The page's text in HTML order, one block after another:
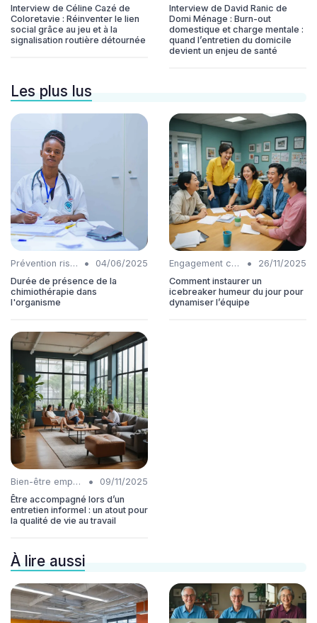
Interview de Céline Cazé de
Coloretavie : Réinventer le lien
social grâce au jeu et à la
signalisation routière détournée
Interview de David Ranic de
Domi Ménage : Burn-out
domestique et charge mentale :
quand l’entretien du domicile
devient un enjeu de santé
Les plus lus
Prévention risques •
04/06/2025
Durée de présence de la
chimiothérapie dans
l'organisme
Engagement collaborateurs •
26/11/2025
Comment instaurer un
icebreaker humeur du jour pour
dynamiser l’équipe
Bien-être employés •
09/11/2025
Être accompagné lors d’un
entretien informel : un atout pour
la qualité de vie au travail
À lire aussi